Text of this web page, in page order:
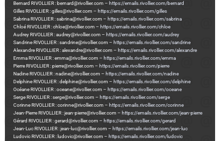
Bernard RIVOLLIER : bernard@rivollier.com – https://emails.rivollier.com/bernard
Gilles RIVOLLIER : gilles@rivollier.com – https://emails.rivollier.com/gilles
Sabrina RIVOLLIER : sabrina@rivollier.com – https://emails.rivollier.com/sabrina
Chloé RIVOLLIER : chloe@rivollier.com – https://emails.rivollier.com/chloe
Audrey RIVOLLIER : audrey@rivollier.com – https://emails.rivollier.com/audrey
Sandrine RIVOLLIER : sandrine@rivollier.com – https://emails.rivollier.com/sandrine
Alexandre RIVOLLIER : alexandre@rivollier.com – https://emails.rivollier.com/alexandre
Emma RIVOLLIER : emma@rivollier.com – https://emails.rivollier.com/emma
Pierre RIVOLLIER : pierre@rivollier.com – https://emails.rivollier.com/pierre
Nadine RIVOLLIER : nadine@rivollier.com – https://emails.rivollier.com/nadine
Delphine RIVOLLIER : delphine@rivollier.com – https://emails.rivollier.com/delphine
Océane RIVOLLIER : oceane@rivollier.com – https://emails.rivollier.com/oceane
Serge RIVOLLIER : serge@rivollier.com – https://emails.rivollier.com/serge
Corinne RIVOLLIER : corinne@rivollier.com – https://emails.rivollier.com/corinne
Jean-Pierre RIVOLLIER : jean-pierre@rivollier.com – https://emails.rivollier.com/jean-pierre
Gérard RIVOLLIER : gerard@rivollier.com – https://emails.rivollier.com/gerard
Jean-Luc RIVOLLIER : jean-luc@rivollier.com – https://emails.rivollier.com/jean-luc
Ludovic RIVOLLIER : ludovic@rivollier.com – https://emails.rivollier.com/ludovic